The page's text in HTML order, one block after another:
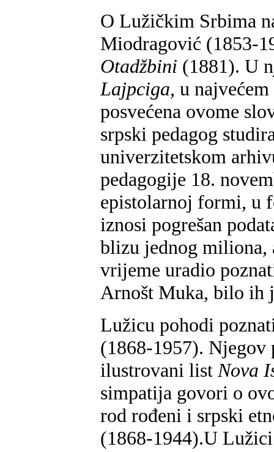
O Lužičkim Srbima
Miodragović (1853-
Otadžbini (1881). U
Lajpciga, u
posvećena ovome
srpski pedagog
univerzitetskom
pedagogije 18.
epistolarnoj formi, u
iznosi pogrešan
blizu jednog miliona,
vrijeme uradio
Arnošt Muka, bilo ih
Lužicu pohodi
(1868-1957).
ilustrovani list Nova
simpatija govori o
rod rođeni i srpski
(1868-1944).U